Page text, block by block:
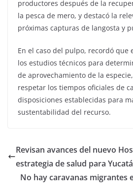
productores después de la
la pesca de mero, y destacó la
próximas capturas de langosta y
En el caso del pulpo, recordó que
los estudios técnicos para
de aprovechamiento de la
respetar los tiempos oficiales de
disposiciones establecidas para
sustentabilidad del recurso.
Revisan avances del nuevo
estrategia de salud para
No hay caravanas migrantes